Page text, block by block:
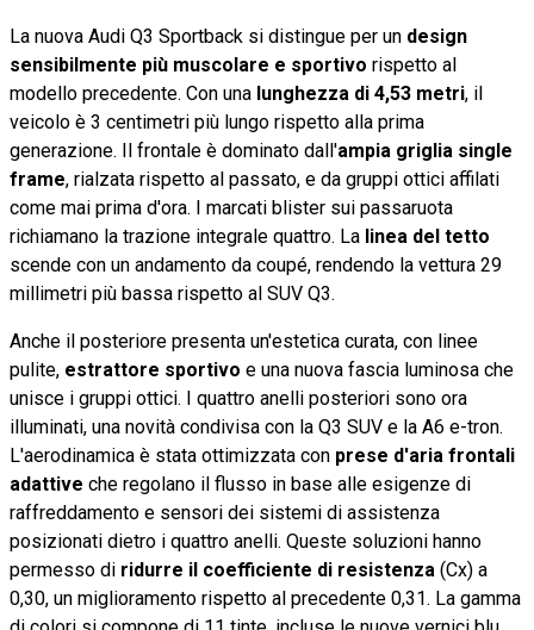
La nuova Audi Q3 Sportback si distingue per un design
sensibilmente più muscolare e sportivo rispetto al
modello precedente. Con una lunghezza di 4,53 metri, il
veicolo è 3 centimetri più lungo rispetto alla prima
generazione. Il frontale è dominato dall'ampia griglia single
frame, rialzata rispetto al passato, e da gruppi ottici affilati
come mai prima d'ora. I marcati blister sui passaruota
richiamano la trazione integrale quattro. La linea del tetto
scende con un andamento da coupé, rendendo la vettura 29
millimetri più bassa rispetto al SUV Q3.
Anche il posteriore presenta un'estetica curata, con linee
pulite, estrattore sportivo e una nuova fascia luminosa che
unisce i gruppi ottici. I quattro anelli posteriori sono ora
illuminati, una novità condivisa con la Q3 SUV e la A6 e-tron.
L'aerodinamica è stata ottimizzata con prese d'aria frontali
adattive che regolano il flusso in base alle esigenze di
raffreddamento e sensori dei sistemi di assistenza
posizionati dietro i quattro anelli. Queste soluzioni hanno
permesso di ridurre il coefficiente di resistenza (Cx) a
0,30, un miglioramento rispetto al precedente 0,31. La gamma